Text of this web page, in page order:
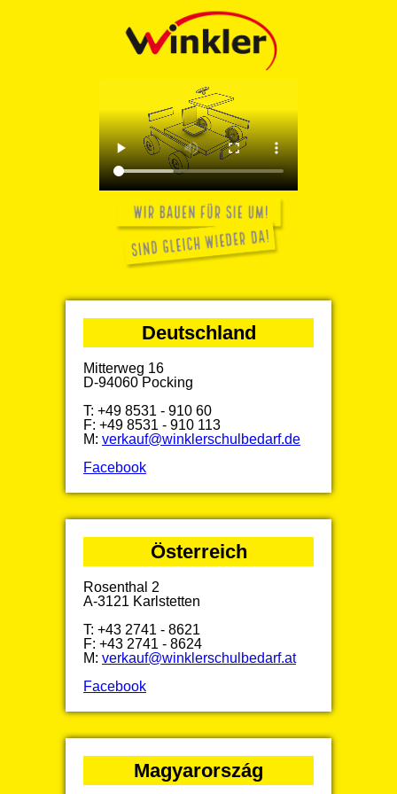
Deutschland
Mitterweg 16
D-94060 Pocking
T: +49 8531 - 910 60
F: +49 8531 - 910 113
M: verkauf@winklerschulbedarf.de
Facebook
Österreich
Rosenthal 2
A-3121 Karlstetten
T: +43 2741 - 8621
F: +43 2741 - 8624
M: verkauf@winklerschulbedarf.at
Facebook
Magyarország